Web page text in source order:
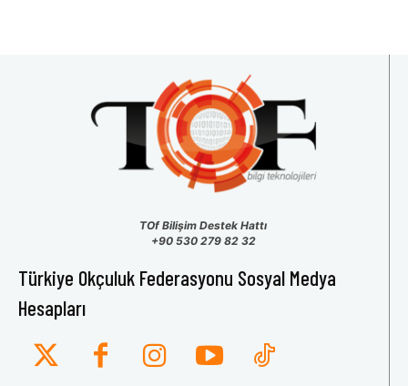
TOf Bilişim Destek Hattı
+90 530 279 82 32
Türkiye Okçuluk Federasyonu Sosyal Medya
Hesapları